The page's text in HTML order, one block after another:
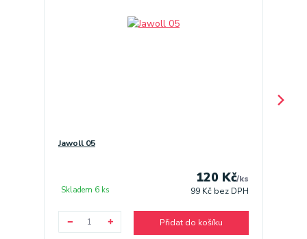
Jawoll 05
120 Kč/ks
99 Kč bez DPH
Skladem 6 ks
Přidat do košíku